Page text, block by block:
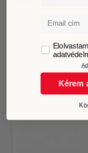
Renault
Tovább olvasom
Email
GDPR
Kérem